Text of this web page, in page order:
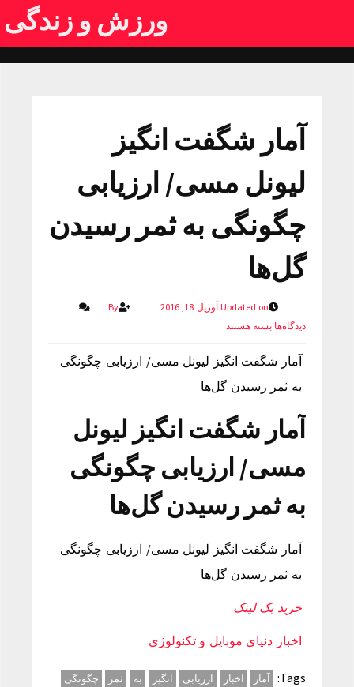
ورزش و زندگی
آمار شگفت انگیز
لیونل مسی/ ارزیابی
چگونگی به ثمر رسیدن
گل‌ها
Updated on آوریل 18, 2016
By
دیدگاه‌هابسته هستند
آمار شگفت انگیز لیونل مسی/ ارزیابی چگونگی
به ثمر رسیدن گل‌ها
آمار شگفت انگیز لیونل
مسی/ ارزیابی چگونگی
به ثمر رسیدن گل‌ها
آمار شگفت انگیز لیونل مسی/ ارزیابی چگونگی
به ثمر رسیدن گل‌ها
خرید بک لینک
اخبار دنیای موبایل و تکنولوژی
Tags: آمار اخبار ارزیابی انگیز به ثمر
چگونگی